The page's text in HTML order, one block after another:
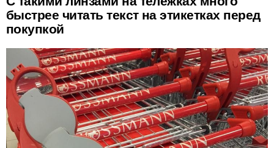
быстрее читать текст на этикетках перед
покупкой